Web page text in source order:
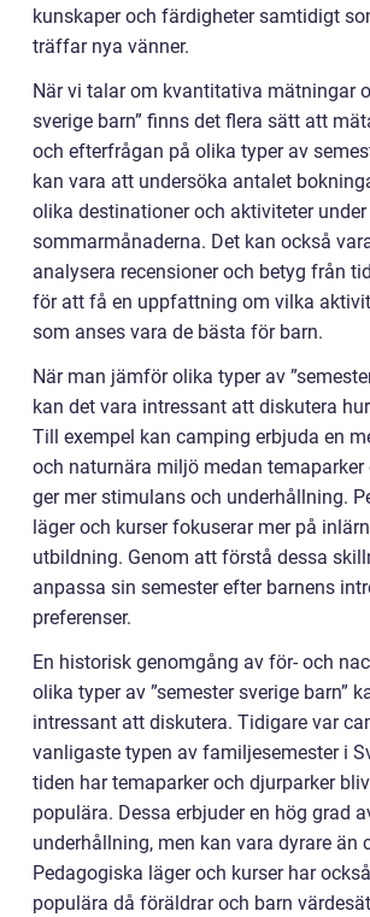
kunskaper och färdigheter samtidigt
träffar nya vänner.
När vi talar om kvantitativa mätningar
sverige barn” finns det flera sätt att
och efterfrågan på olika typer av
kan vara att undersöka antalet
olika destinationer och aktiviteter under
sommarmånaderna. Det kan också
analysera recensioner och betyg från
för att få en uppfattning om vilka
som anses vara de bästa för barn.
När man jämför olika typer av
kan det vara intressant att diskutera
Till exempel kan camping erbjuda en
och naturnära miljö medan temaparker
ger mer stimulans och underhållning.
läger och kurser fokuserar mer på
utbildning. Genom att förstå dessa
anpassa sin semester efter barnens
preferenser.
En historisk genomgång av för- och
olika typer av ”semester sverige barn”
intressant att diskutera. Tidigare var
vanligaste typen av familjesemester i
tiden har temaparker och djurparker
populära. Dessa erbjuder en hög grad
underhållning, men kan vara dyrare än
Pedagogiska läger och kurser har
populära då föräldrar och barn